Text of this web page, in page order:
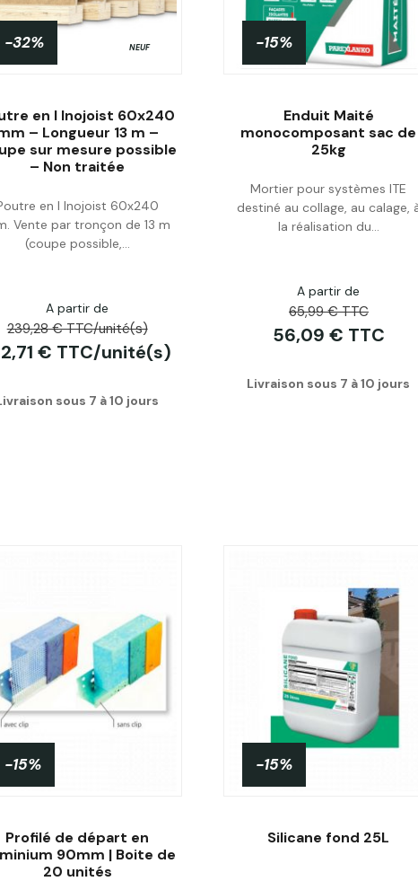
-32% NEUF
en I Inojoist 60x240
– Longueur 13 m –
sur mesure possible
– Non traitée
en I Inojoist 60x240
Vente par tronçon de 13 m
(coupe possible,...
A partir de
239,28 € TTC/unité(s)
€ TTC/unité(s)
sous 7 à 10 jours
-15%
Enduit Maité
monocomposant sac de
25kg
Mortier pour systèmes ITE
destiné au collage, au calage,
la réalisation du...
A partir de
65,99 € TTC
56,09 € TTC
Livraison sous 7 à 10 jours
-15%
Profilé de départ en
90mm | Boite de
20 unités
-15%
Silicane fond 25L